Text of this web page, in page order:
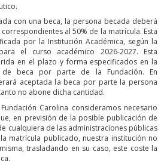
con una beca, la persona becada deberá
correspondientes al 50% de la matrícula. Esta
por la Institución Académica, según la
el curso académico 2026-2027. Esta
en el plazo y forma especificados en la
de beca por parte de la Fundación. En
aceptada la beca por parte la persona
no abone dicha cantidad.
Carolina consideramos necesario
en previsión de la posible publicación de
cualquiera de las administraciones públicas
matrícula publicado, nuestra institución no
trasladando en su caso, este coste la